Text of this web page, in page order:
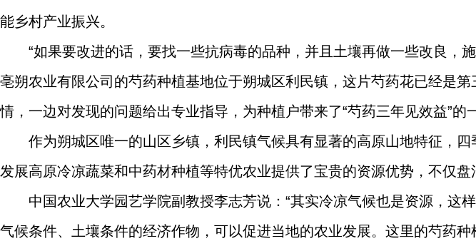
能乡村产业振兴。
“如果要改进的话，要找一些抗病毒的品种，并且土壤再做一些改良，
亳朔农业有限公司的芍药种植基地位于朔城区利民镇，这片芍药花已经是
情，一边对发现的问题给出专业指导，为种植户带来了“芍药三年见效益”的一
作为朔城区唯一的山区乡镇，利民镇气候具有显著的高原山地特征，
发展高原冷凉蔬菜和中药材种植等特优农业提供了宝贵的资源优势，不仅盘
中国农业大学园艺学院副教授李志芳说：“其实冷凉气候也是资源，
气候条件、土壤条件的经济作物，可以促进当地的农业发展。这里的芍药